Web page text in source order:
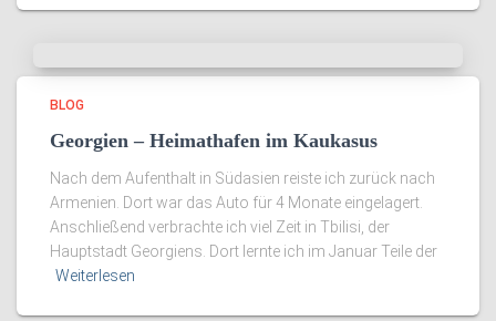
BLOG
Georgien – Heimathafen im Kaukasus
Nach dem Aufenthalt in Südasien reiste ich zurück nach
Armenien. Dort war das Auto für 4 Monate eingelagert.
Anschließend verbrachte ich viel Zeit in Tbilisi, der
Hauptstadt Georgiens. Dort lernte ich im Januar Teile der
Weiterlesen